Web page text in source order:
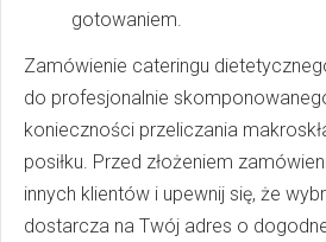
gotowaniem.
Zamówienie cateringu
do profesjonalnie
konieczności przeliczania
posiłku. Przed złożeniem
innych klientów i upewnij się, że
dostarcza na Twój adres o